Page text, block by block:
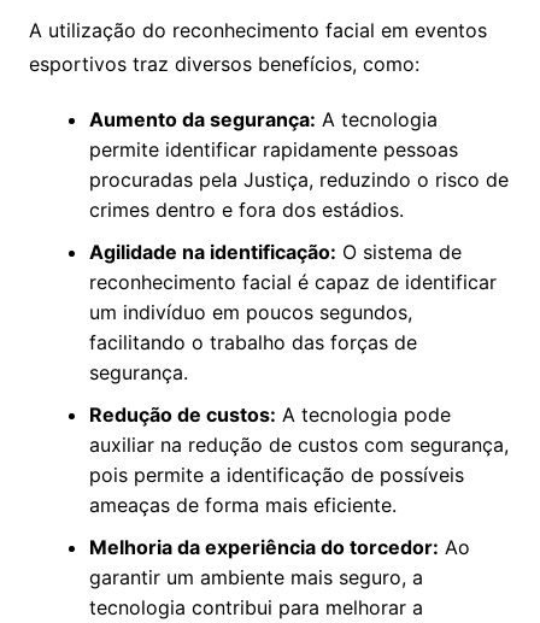
A utilização do reconhecimento facial em eventos
esportivos traz diversos benefícios, como:
Aumento da segurança: A tecnologia
permite identificar rapidamente pessoas
procuradas pela Justiça, reduzindo o risco de
crimes dentro e fora dos estádios.
Agilidade na identificação: O sistema de
reconhecimento facial é capaz de identificar
um indivíduo em poucos segundos,
facilitando o trabalho das forças de
segurança.
Redução de custos: A tecnologia pode
auxiliar na redução de custos com segurança,
pois permite a identificação de possíveis
ameaças de forma mais eficiente.
Melhoria da experiência do torcedor: Ao
garantir um ambiente mais seguro, a
tecnologia contribui para melhorar a